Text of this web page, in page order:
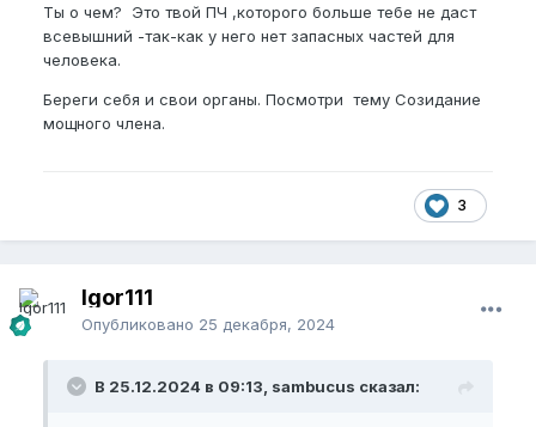
Ты о чем? Это твой ПЧ ,которого больше тебе не даст
всевышний -так-как у него нет запасных частей для
человека.
Береги себя и свои органы. Посмотри тему Созидание
мощного члена.
3
Igor111
Опубликовано 25 декабря, 2024
В 25.12.2024 в 09:13, sambucus сказал: